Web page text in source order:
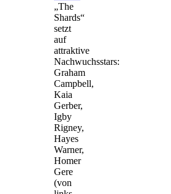
„The
Shards“
setzt
auf
attraktive
Nachwuchsstars:
Graham
Campbell,
Kaia
Gerber,
Igby
Rigney,
Hayes
Warner,
Homer
Gere
(von